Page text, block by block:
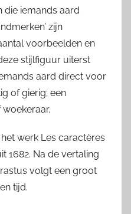
die iemands aard
zijn
voorbeelden en
stijlfiguur uiterst
aard direct voor
of gierig; een
werk Les caractères
1682. Na de vertaling
volgt een groot
tijd.